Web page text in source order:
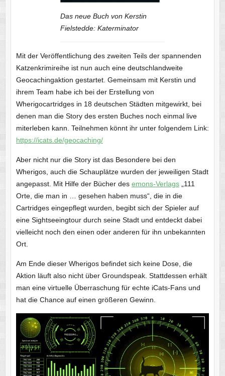
Das neue Buch von Kerstin
Fielstedde: Katerminator
Mit der Veröffentlichung des zweiten Teils der spannenden
Katzenkrimireihe ist nun auch eine deutschlandweite
Geocachingaktion gestartet. Gemeinsam mit Kerstin und
ihrem Team habe ich bei der Erstellung von
Wherigocartridges in 18 deutschen Städten mitgewirkt, bei
denen man die Story des ersten Buches noch einmal live
miterleben kann. Teilnehmen könnt ihr unter folgendem Link:
https://icats.de/geocaching/
Aber nicht nur die Story ist das Besondere bei den
Wherigos, auch die Schauplätze wurden der jeweiligen Stadt
angepasst. Mit Hilfe der Bücher des emons-Verlags„111
Orte, die man in … gesehen haben muss“, die in die
Cartridges eingepflegt wurden, begibt sich der Spieler auf
eine Sightseeingtour durch seine Stadt und entdeckt dabei
vielleicht noch den einen oder anderen für ihn unbekannten
Ort.
Am Ende dieser Wherigos befindet sich keine Dose, die
Aktion läuft also nicht über Groundspeak. Stattdessen erhält
man eine virtuelle Überraschung für echte iCats-Fans und
hat die Chance auf einen größeren Gewinn.